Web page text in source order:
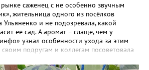
саженец с не особенно звучным
жительница одного из посёлков
Ульяненко и не подозревала, какой
её сад. А аромат – слаще, чем у
узнал особенности ухода за этим
подругам и коллегам посоветовала
нашему порталу Валентина. – У